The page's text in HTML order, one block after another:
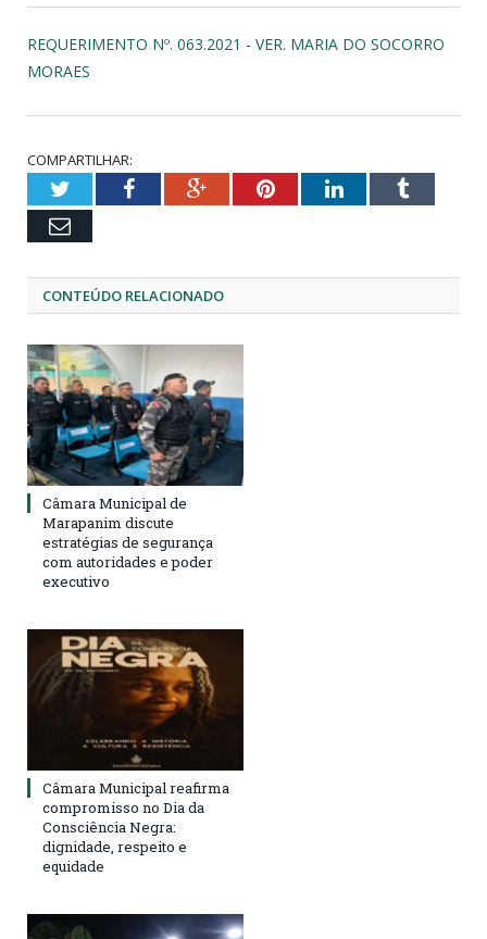
REQUERIMENTO Nº. 063.2021 - VER. MARIA DO SOCORRO
MORAES
COMPARTILHAR:
TwitterFacebookGoogle+PinterestLinkedInTumblr
Email
CONTEÚDO RELACIONADO
Câmara Municipal de
Marapanim discute
estratégias de segurança
com autoridades e poder
executivo
Câmara Municipal reafirma
compromisso no Dia da
Consciência Negra:
dignidade, respeito e
equidade